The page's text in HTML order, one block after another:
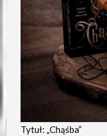
Tytuł: „Chąśba”